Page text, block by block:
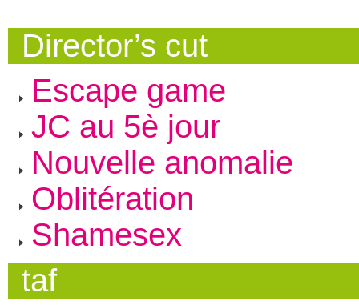
Director’s cut
Escape game
JC au 5è jour
Nouvelle anomalie
Oblitération
Shamesex
taf